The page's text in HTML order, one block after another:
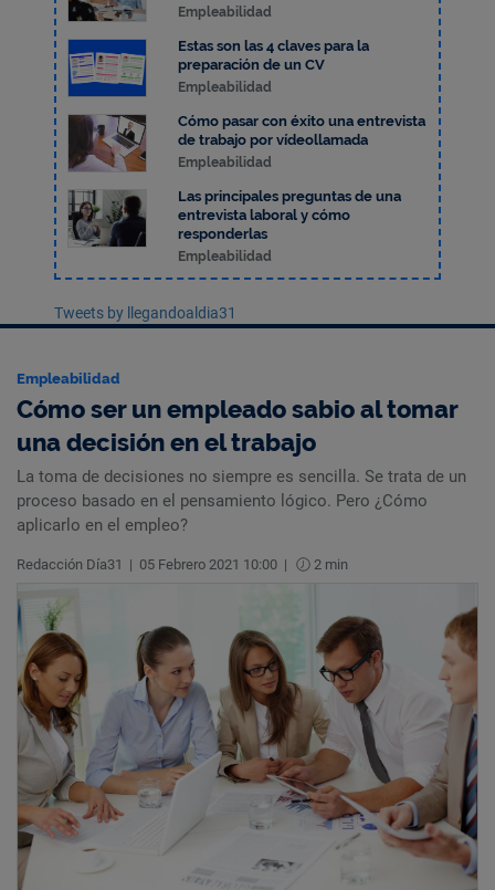
Empleabilidad
Estas son las 4 claves para la
preparación de un CV
Empleabilidad
Cómo pasar con éxito una entrevista
de trabajo por vídeollamada
Empleabilidad
Las principales preguntas de una
entrevista laboral y cómo
responderlas
Empleabilidad
Tweets by llegandoaldia31
Empleabilidad
Cómo ser un empleado sabio al tomar
una decisión en el trabajo
La toma de decisiones no siempre es sencilla. Se trata de un
proceso basado en el pensamiento lógico. Pero ¿Cómo
aplicarlo en el empleo?
Redacción Día31 | 05 Febrero 2021 10:00 | 2 min